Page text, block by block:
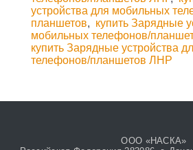
устройства для мобильных
планшетов, купить Зарядные
мобильных телефонов/
купить Зарядные устройства
телефонов/планшетов ЛНР
ООО «НАСКА»